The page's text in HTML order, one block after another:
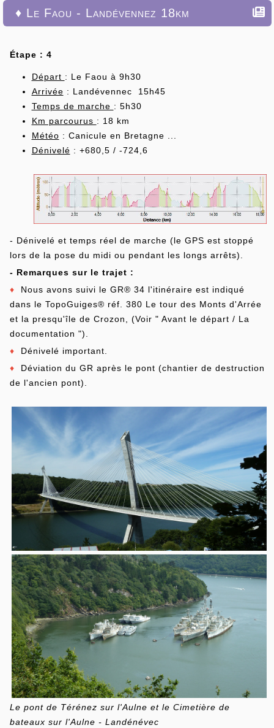
♦ Le Faou - Landévennez 18km
Étape : 4
Départ : Le Faou à 9h30
Arrivée : Landévennec 15h45
Temps de marche : 5h30
Km parcourus : 18 km
Météo : Canicule en Bretagne ...
Dénivelé : +680,5 / -724,6
- Dénivelé et temps réel de marche (le GPS est stoppé
lors de la pose du midi ou pendant les longs arrêts).
- Remarques sur le trajet :
♦ Nous avons suivi le GR® 34 l'itinéraire est indiqué
dans le TopoGuiges® réf. 380 Le tour des Monts d'Arrée
et la presqu'île de Crozon, (Voir " Avant le départ / La
documentation ").
♦ Dénivelé important.
♦ Déviation du GR après le pont (chantier de destruction
de l'ancien pont).
Le pont de Térénez sur l'Aulne et le Cimetière de
bateaux sur l'Aulne - Landénévec